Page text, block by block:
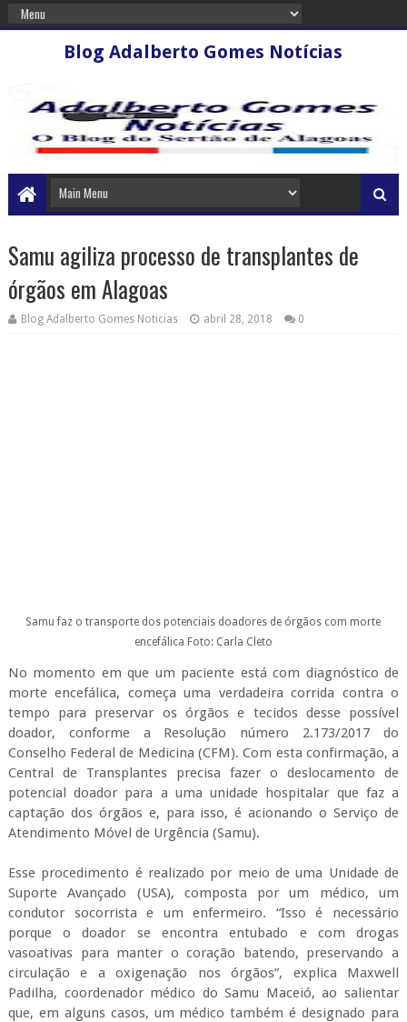
Blog Adalberto Gomes Notícias
Samu agiliza processo de transplantes de
órgãos em Alagoas
Blog Adalberto Gomes Noticias abril 28, 2018 0
Samu faz o transporte dos potenciais doadores de órgãos com morte
encefálica Foto: Carla Cleto
No momento em que um paciente está com diagnóstico de
morte encefálica, começa uma verdadeira corrida contra o
tempo para preservar os órgãos e tecidos desse possível
doador, conforme a Resolução número 2.173/2017 do
Conselho Federal de Medicina (CFM). Com esta confirmação, a
Central de Transplantes precisa fazer o deslocamento de
potencial doador para a uma unidade hospitalar que faz a
captação dos órgãos e, para isso, é acionando o Serviço de
Atendimento Móvel de Urgência (Samu).
Esse procedimento é realizado por meio de uma Unidade de
Suporte Avançado (USA), composta por um médico, um
condutor socorrista e um enfermeiro. “Isso é necessário
porque o doador se encontra entubado e com drogas
vasoativas para manter o coração batendo, preservando a
circulação e a oxigenação nos órgãos”, explica Maxwell
Padilha, coordenador médico do Samu Maceió, ao salientar
que, em alguns casos, um médico também é designado para